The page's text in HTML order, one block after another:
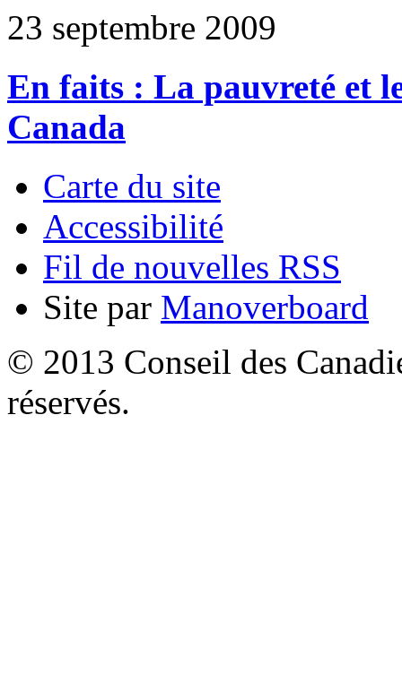
23 septembre 2009
En faits : La pauvreté et
Canada
Carte du site
Accessibilité
Fil de nouvelles RSS
Site par Manoverboard
© 2013 Conseil des
réservés.